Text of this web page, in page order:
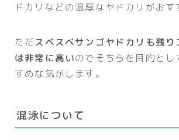
ドカリなどの温厚なヤドカリがおす
ただスベスベサンゴヤドカリも残り
は非常に高いのでそちらを目的とし
すめな気がします。
混泳について